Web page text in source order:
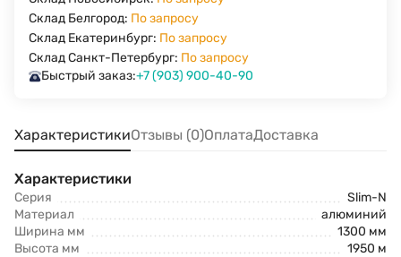
Склад Белгород: По запросу
Склад Екатеринбург: По запросу
Склад Санкт-Петербург: По запросу
Быстрый заказ:+7 (903) 900-40-90
ХарактеристикиОтзывы (0)ОплатаДоставка
Характеристики
Серия
Slim-N
Материал
алюминий
Ширина мм
1300 мм
Высота мм
1950 м